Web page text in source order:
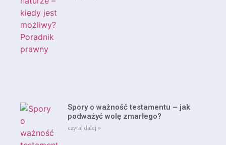
Spory o ważność testamentu – jak
podważyć wolę zmarłego?
czytaj dalej »